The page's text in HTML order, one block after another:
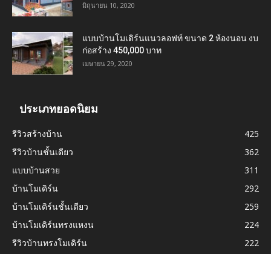
มิถุนายน 10, 2020
แบบบ้านโมเดิร์นแนวลอฟท์ ขนาด 2 ห้องนอน งบ
ก่อสร้าง 450,000 บาท
เมษายน 29, 2020
ประเภทยอดนิยม
รีวิวสร้างบ้าน
425
รีวิวบ้านชั้นเดียว
362
แบบบ้านสวย
311
บ้านโมเดิร์น
292
บ้านโมเดิร์นชั้นเดียว
259
บ้านโมเดิร์นทรงแหงน
224
รีวิวบ้านทรงโมเดิร์น
222